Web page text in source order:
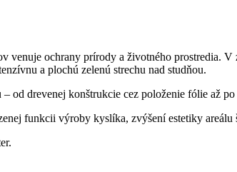
venuje ochrany prírody a životného prostredia.
a plochú zelenú strechu nad studňou.
– od drevenej konštrukcie cez položenie fólie až
funkcii výroby kyslíka, zvýšení estetiky